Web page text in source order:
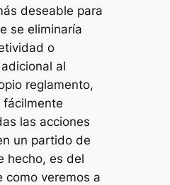
deseable para
se eliminaría
o
al
reglamento,
las acciones
un partido de
hecho, es del
como veremos a